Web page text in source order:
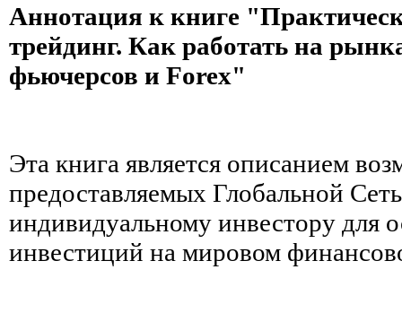
Аннотация к книге
трейдинг. Как работать на
фьючерсов и Forex"
Эта книга является описанием
предоставляемых Глобальной
индивидуальному инвестору для
инвестиций на мировом